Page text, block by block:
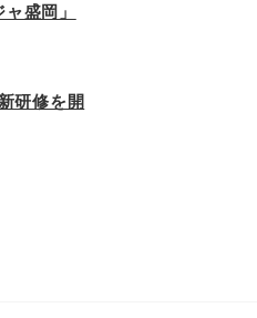
盛岡」
研修を開